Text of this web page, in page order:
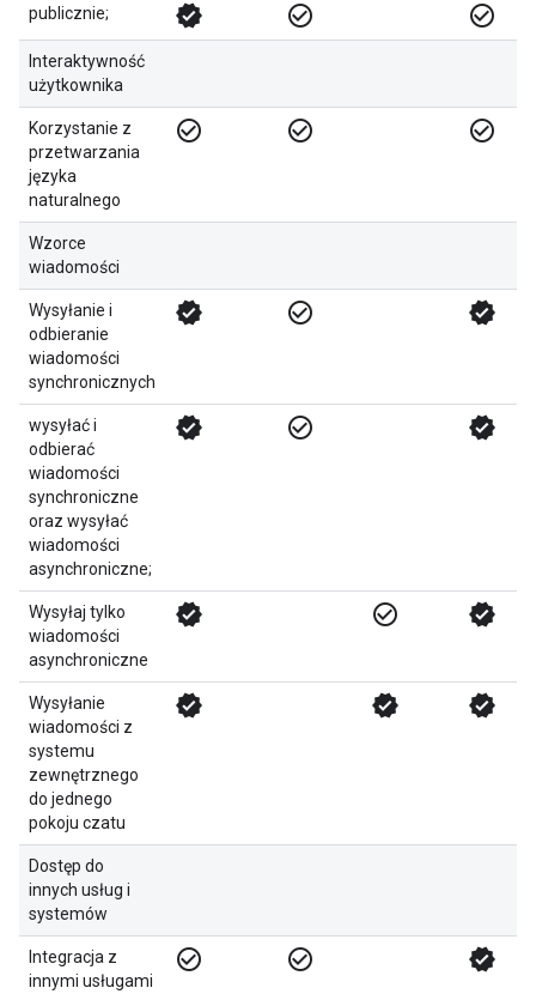
publicznie; verified check_circle_outline check_circle_outline
Interaktywność
użytkownika
Korzystanie z
przetwarzania
języka
naturalnego
check_circle_outline check_circle_outline check_circle_outline
Wzorce
wiadomości
Wysyłanie i
odbieranie
wiadomości
synchronicznych
verified check_circle_outline verified
wysyłać i
odbierać
wiadomości
synchroniczne
oraz wysyłać
wiadomości
asynchroniczne;
verified check_circle_outline verified
Wysyłaj tylko
wiadomości
asynchroniczne
verified check_circle_outline verified
Wysyłanie
wiadomości z
systemu
zewnętrznego
do jednego
pokoju czatu
verified verified verified
Dostęp do
innych usług i
systemów
Integracja z
innymi usługami
check_circle_outline check_circle_outline verified